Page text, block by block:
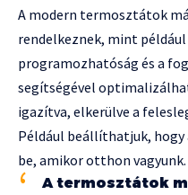
A modern termosztátok
rendelkeznek, mint
programozhatóság és a
segítségével
igazítva, elkerülve a
Például beállíthatjuk, hogy
be, amikor otthon vagyunk.
A termosztátok